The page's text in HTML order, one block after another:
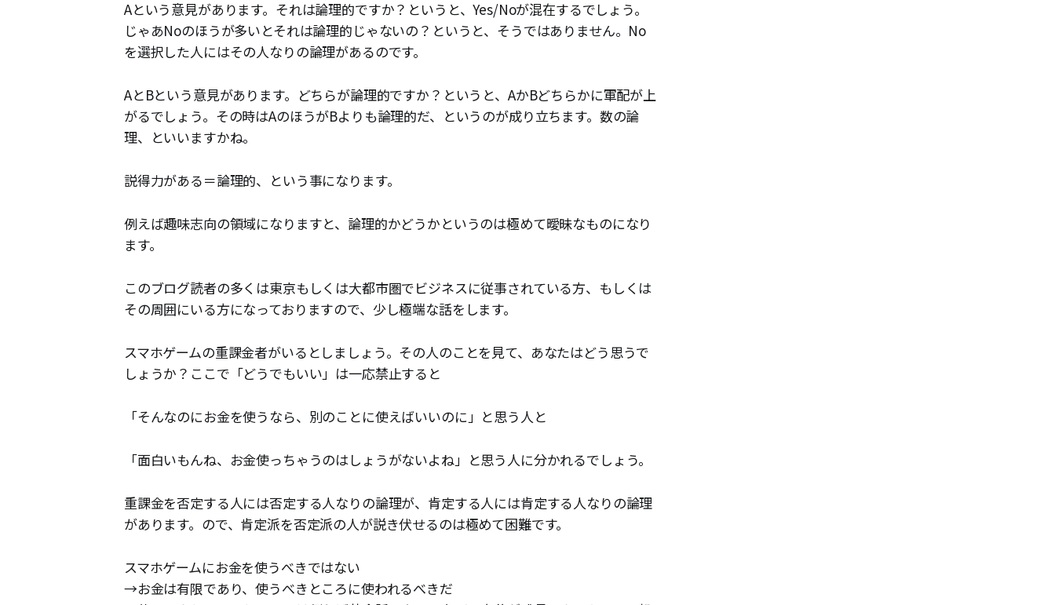
Aという意見があります。それは論理的ですか？というと、Yes/Noが混在するでしょう。
じゃあNoのほうが多いとそれは論理的じゃないの？というと、そうではありません。No
を選択した人にはその人なりの論理があるのです。
AとBという意見があります。どちらが論理的ですか？というと、AかBどちらかに軍配が上
がるでしょう。その時はAのほうがBよりも論理的だ、というのが成り立ちます。数の論
理、といいますかね。
説得力がある＝論理的、という事になります。
例えば趣味志向の領域になりますと、論理的かどうかというのは極めて曖昧なものになり
ます。
このブログ読者の多くは東京もしくは大都市圏でビジネスに従事されている方、もしくは
その周囲にいる方になっておりますので、少し極端な話をします。
スマホゲームの重課金者がいるとしましょう。その人のことを見て、あなたはどう思うで
しょうか？ここで「どうでもいい」は一応禁止すると
「そんなのにお金を使うなら、別のことに使えばいいのに」と思う人と
「面白いもんね、お金使っちゃうのはしょうがないよね」と思う人に分かれるでしょう。
重課金を否定する人には否定する人なりの論理が、肯定する人には肯定する人なりの論理
があります。ので、肯定派を否定派の人が説き伏せるのは極めて困難です。
スマホゲームにお金を使うべきではない
→お金は有限であり、使うべきところに使われるべきだ